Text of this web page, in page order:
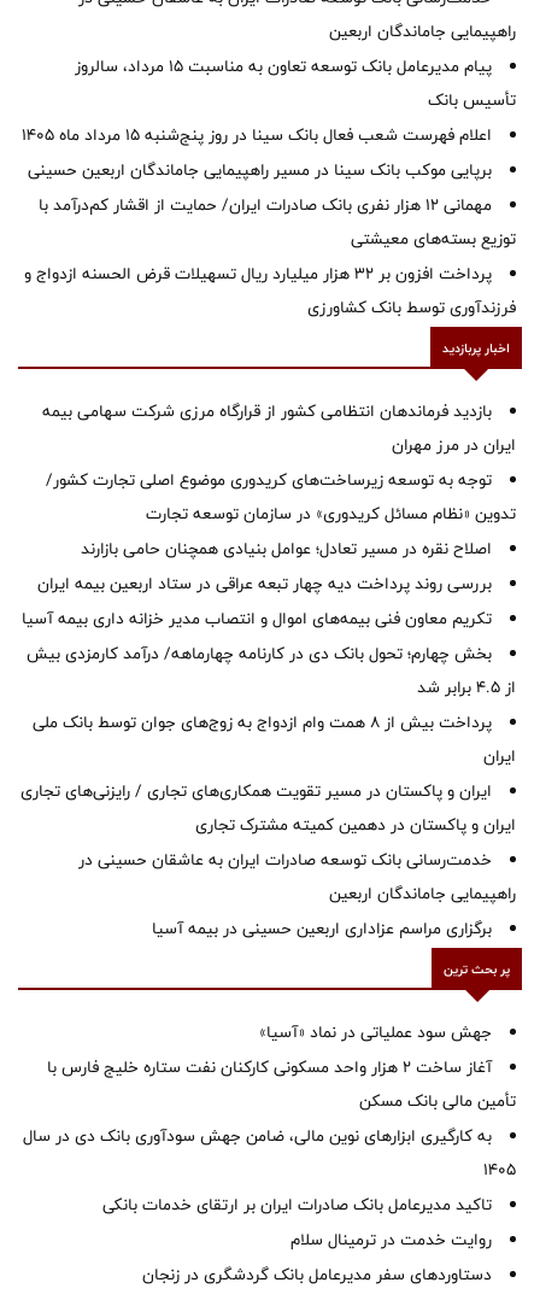
راهپیمایی جاماندگان اربعین
پیام مدیرعامل بانک توسعه تعاون به مناسبت 15 مرداد، سالروز
تأسیس بانک
اعلام فهرست شعب فعال بانک سینا در روز پنج‌شنبه 15 مرداد ماه 1405
برپایی موکب بانک سینا در مسیر راهپیمایی جاماندگان اربعین حسینی
مهمانی ۱۲ هزار نفری بانک صادرات ایران/ حمایت از اقشار کم‌درآمد با
توزیع بسته‌های معیشتی
پرداخت افزون بر 32 هزار میلیارد ریال تسهیلات قرض الحسنه ازدواج و
فرزندآوری توسط بانک کشاورزی
اخبار پربازدید
بازدید فرماندهان انتظامی کشور از قرارگاه مرزی شرکت سهامی بیمه
ایران در مرز مهران
توجه به توسعه زیرساخت‌های کریدوری موضوع اصلی تجارت کشور/
تدوین «نظام مسائل کریدوری» در سازمان توسعه تجارت
اصلاح نقره در مسیر تعادل؛ عوامل بنیادی همچنان حامی بازارند
بررسی روند پرداخت دیه چهار تبعه عراقی در ستاد اربعین بیمه ایران
تکریم معاون فنی بیمه‌های اموال و انتصاب مدیر خزانه داری بیمه آسیا
بخش چهارم؛ تحول بانک دی در کارنامه چهارماهه/ درآمد کارمزدی بیش
از ۴.۵ برابر شد
پرداخت بیش از ۸ همت وام ازدواج به زوج‌های جوان توسط بانک ملی
ایران
ایران و پاکستان در مسیر تقویت همکاری‌های تجاری / رایزنی‌های تجاری
ایران و پاکستان در دهمین کمیته مشترک تجاری
خدمت‌رسانی بانک توسعه صادرات ایران به عاشقان حسینی در
راهپیمایی جاماندگان اربعین
برگزاری مراسم عزاداری اربعین حسینی در بیمه آسیا
پر بحث ترین
جهش سود عملیاتی در نماد «آسیا»
آغاز ساخت ۲ هزار واحد مسکونی کارکنان نفت ستاره خلیج فارس با
تأمین مالی بانک مسکن
به کارگیری ابزارهای نوین مالی، ضامن جهش سودآوری بانک دی در سال
1405
تاکید مدیرعامل بانک صادرات ایران بر ارتقای خدمات بانکی
روایت خدمت در ترمینال سلام
دستاوردهای سفر مدیرعامل بانک گردشگری در زنجان